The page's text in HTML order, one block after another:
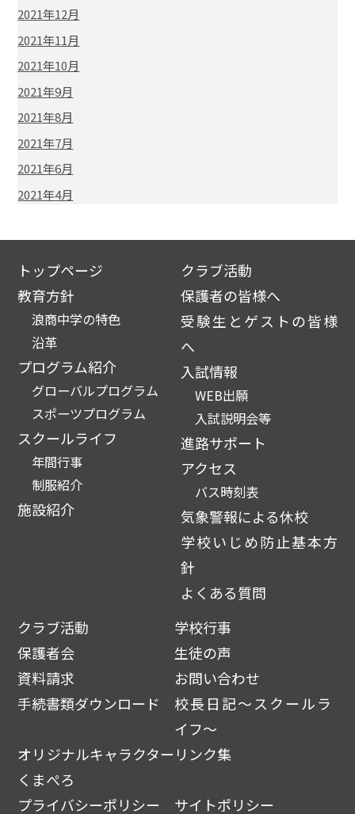
2021年12月
2021年11月
2021年10月
2021年9月
2021年8月
2021年7月
2021年6月
2021年4月
トップページ
教育方針
浪商中学の特色
沿革
プログラム紹介
グローバルプログラム
スポーツプログラム
スクールライフ
年間行事
制服紹介
施設紹介
クラブ活動
保護者の皆様へ
受験生とゲストの皆様
へ
入試情報
WEB出願
入試説明会等
進路サポート
アクセス
バス時刻表
気象警報による休校
学校いじめ防止基本方
針
よくある質問
クラブ活動
学校行事
保護者会
生徒の声
資料請求
お問い合わせ
手続書類ダウンロード
校長日記～スクールラ
イフ～
オリジナルキャラクター
くまぺろ
リンク集
プライバシーポリシー サイトポリシー